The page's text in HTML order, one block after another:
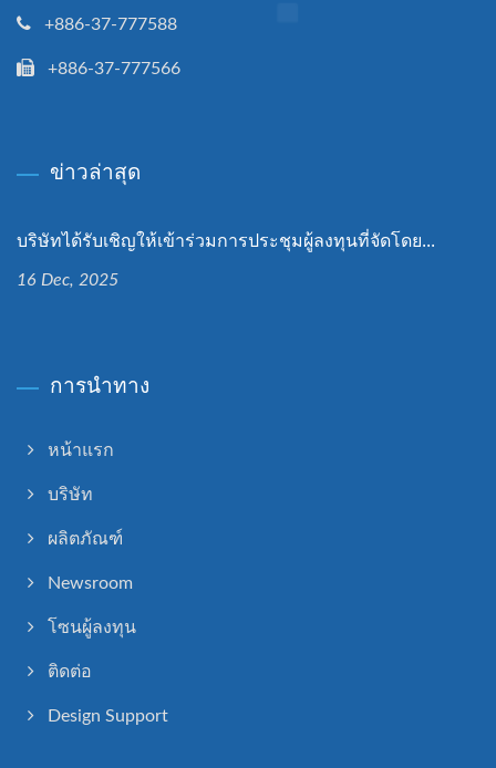
+886-37-777588
+886-37-777566
ข่าวล่าสุด
บริษัทได้รับเชิญให้เข้าร่วมการประชุมผู้ลงทุนที่จัดโดย...
16 Dec, 2025
การนำทาง
หน้าแรก
บริษัท
ผลิตภัณฑ์
Newsroom
โซนผู้ลงทุน
ติดต่อ
Design Support